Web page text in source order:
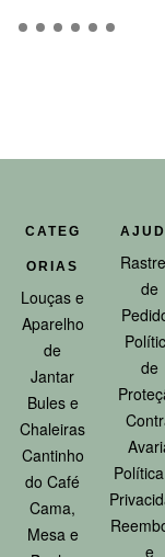
CATEG
ORIAS
Louças e
Aparelho
de
Jantar
Bules e
Chaleiras
Cantinho
do Café
Cama,
Mesa e
de
de
e